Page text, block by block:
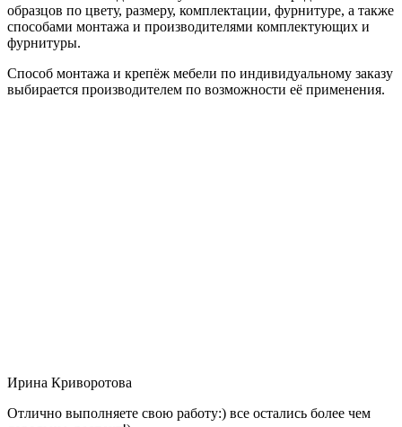
образцов по цвету, размеру, комплектации, фурнитуре, а также
способами монтажа и производителями комплектующих и
фурнитуры.
Способ монтажа и крепёж мебели по индивидуальному заказу
выбирается производителем по возможности её применения.
Ирина Криворотова
Отлично выполняете свою работу:) все остались более чем